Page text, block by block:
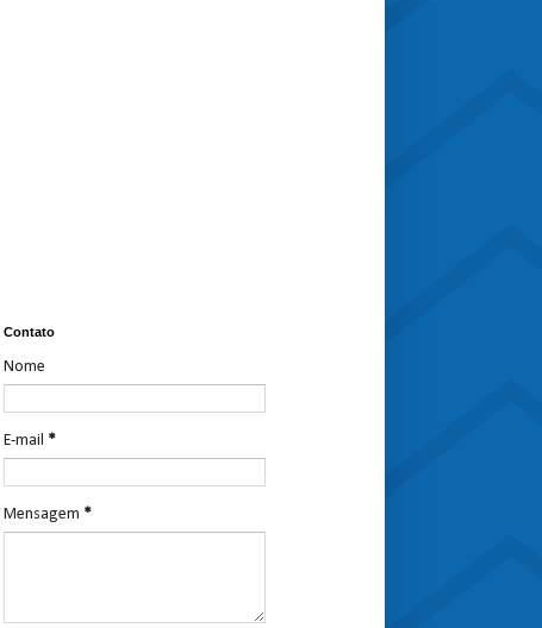
Contato
Nome
E-mail *
Mensagem *